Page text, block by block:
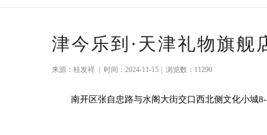
津今乐到·天津礼物旗舰
来源：桂发祥 时间：2024-11-15 浏览数：11290
南开区张自忠路与水阁大街交口西北侧文化小城